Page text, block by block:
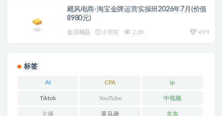
飓风电商-淘宝金牌运营实操班2026年7月(价值
8980元)
会员精品 3 周前 2.2K 49.9
标签
AI CPA ip
Tiktok YouTube 中视频
主播 亚马逊 京东